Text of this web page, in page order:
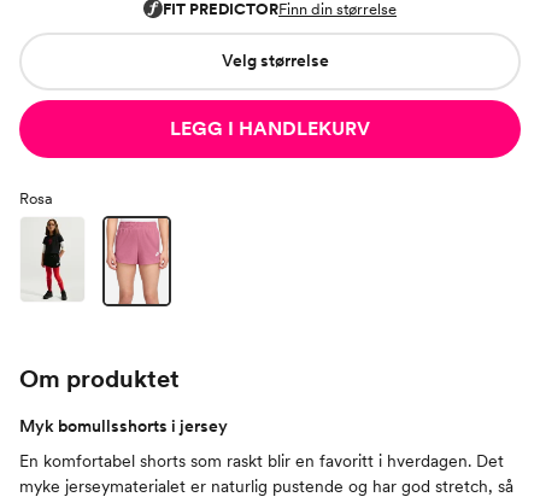
Velg størrelse
LEGG I HANDLEKURV
Rosa
Om produktet
Myk bomullsshorts i jersey
En komfortabel shorts som raskt blir en favoritt i hverdagen. Det
myke jerseymaterialet er naturlig pustende og har god stretch, så